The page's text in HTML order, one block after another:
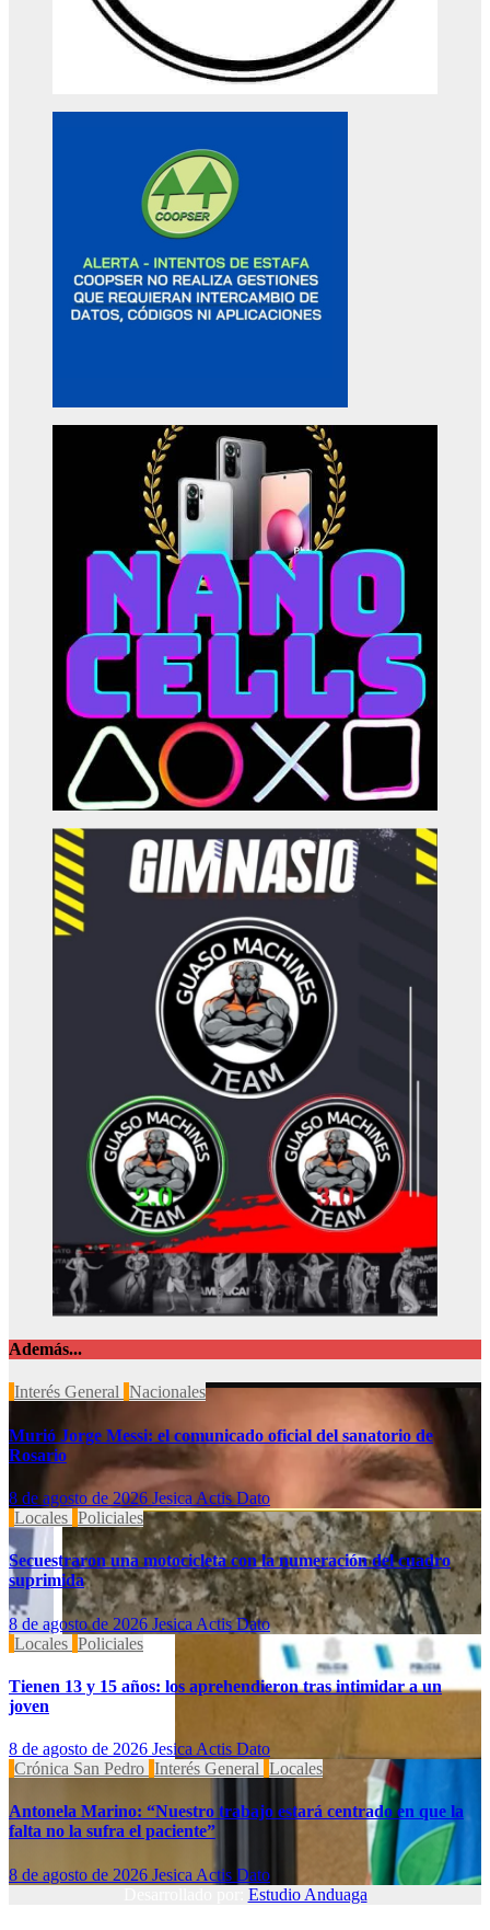
Además...
Interés General Nacionales
Murió Jorge Messi: el comunicado oficial del sanatorio de
Rosario
8 de agosto de 2026 Jesica Actis Dato
Locales Policiales
Secuestraron una motocicleta con la numeración del cuadro
suprimida
8 de agosto de 2026 Jesica Actis Dato
Locales Policiales
Tienen 13 y 15 años: los aprehendieron tras intimidar a un
joven
8 de agosto de 2026 Jesica Actis Dato
Crónica San Pedro Interés General Locales
Antonela Marino: “Nuestro trabajo estará centrado en que la
falta no la sufra el paciente”
8 de agosto de 2026 Jesica Actis Dato
Estudio Anduaga